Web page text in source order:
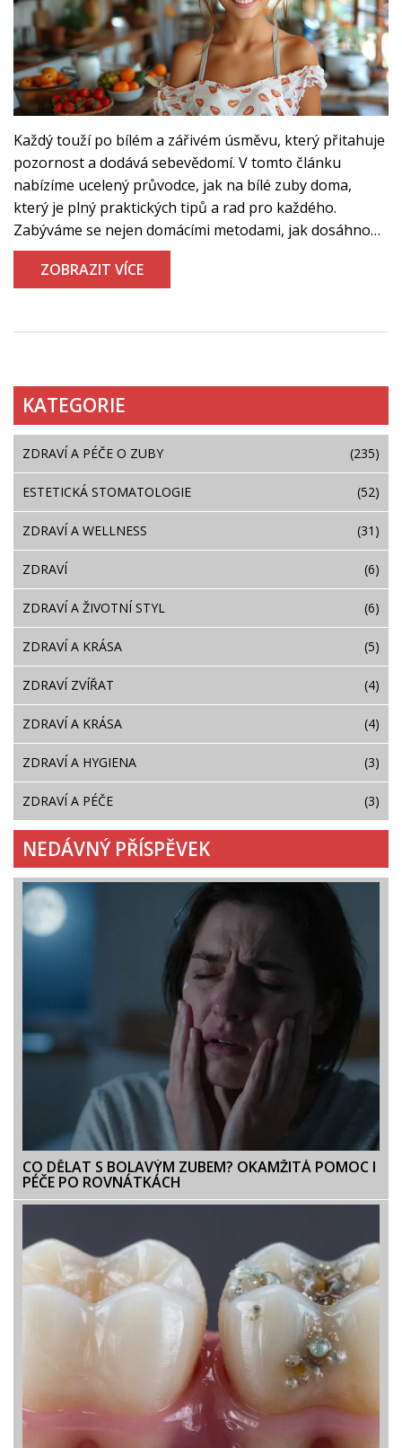
Každý touží po bílém a zářivém úsměvu, který přitahuje
pozornost a dodává sebevědomí. V tomto článku
nabízíme ucelený průvodce, jak na bílé zuby doma,
který je plný praktických tipů a rad pro každého.
Zabýváme se nejen domácími metodami, jak dosáhnout
bělejších zubů, ale také sdílíme důležité informace o
tom, co zuby barví a jak se vyhnout běžným chybám v
ZOBRAZIT VÍCE
KATEGORIE
ZDRAVÍ A PÉČE O ZUBY (235)
ESTETICKÁ STOMATOLOGIE (52)
ZDRAVÍ A WELLNESS (31)
ZDRAVÍ (6)
ZDRAVÍ A ŽIVOTNÍ STYL (6)
ZDRAVÍ A KRÁSA (5)
ZDRAVÍ ZVÍŘAT (4)
ZDRAVÍ A KRÁSA (4)
ZDRAVÍ A HYGIENA (3)
ZDRAVÍ A PÉČE (3)
NEDÁVNÝ PŘÍSPĚVEK
CO DĚLAT S BOLAVÝM ZUBEM? OKAMŽITÁ POMOC I
PÉČE PO ROVNÁTKÁCH